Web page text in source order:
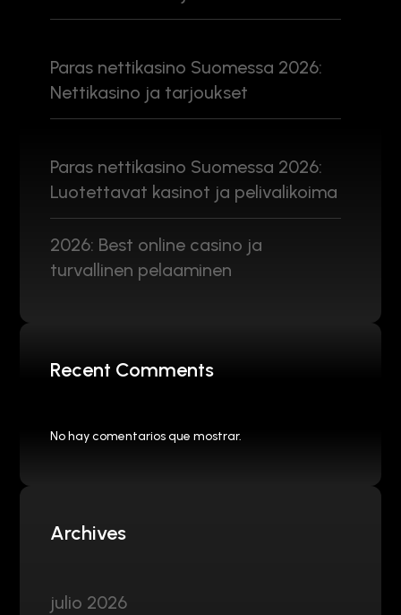
Paras nettikasino Suomessa 2026:
Nettikasino ja tarjoukset
Paras nettikasino Suomessa 2026:
Luotettavat kasinot ja pelivalikoima
2026: Best online casino ja
turvallinen pelaaminen
Recent Comments
No hay comentarios que mostrar.
Archives
julio 2026